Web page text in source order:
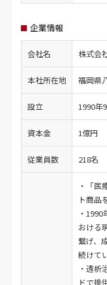
企業情報
会社名 株式会
本社所在地 福岡県
設立 1990年
資本金 1億円
従業員数 218名
・「医
ト商品
・
おける
繋げ、
続けて
・透析
ドで提